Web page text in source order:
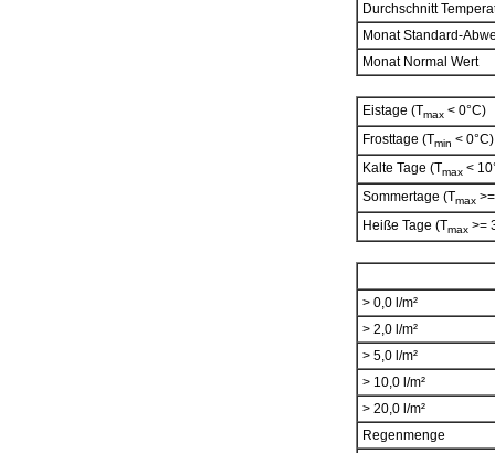
Durchschnitt
Monat Standard-
Monat Normal Wert
Eistage (Tmax< 0°C)
Frosttage (Tmin < 0°C)
Kalte Tage (Tmax<
Sommertage (Tmax>=
Heiße Tage (Tmax>=
> 0,0 l/m²
> 2,0 l/m²
> 5,0 l/m²
> 10,0 l/m²
> 20,0 l/m²
Regenmenge